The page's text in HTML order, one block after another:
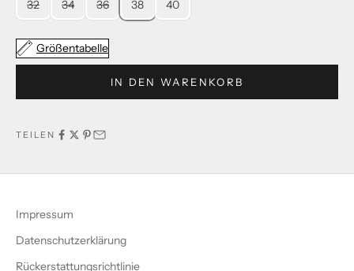
32
34 36 38 40
Größentabelle
IN DEN WARENKORB
TEILEN
Impressum
Datenschutzerklärung
Rückerstattungsrichtlinie